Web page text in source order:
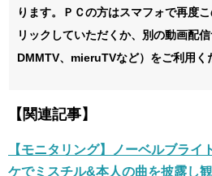
ります。ＰＣの方はスマフォで再度
リックしていただくか、別の動画配
DMMTV、mieruTVなど）をご利用く
【関連記事】
【モニタリング】ノーベルブライ
ケでミスチル&本人の曲を披露し